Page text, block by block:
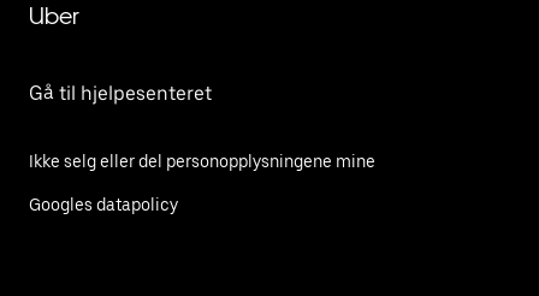
Uber
Gå til hjelpesenteret
Ikke selg eller del personopplysningene mine
Googles datapolicy